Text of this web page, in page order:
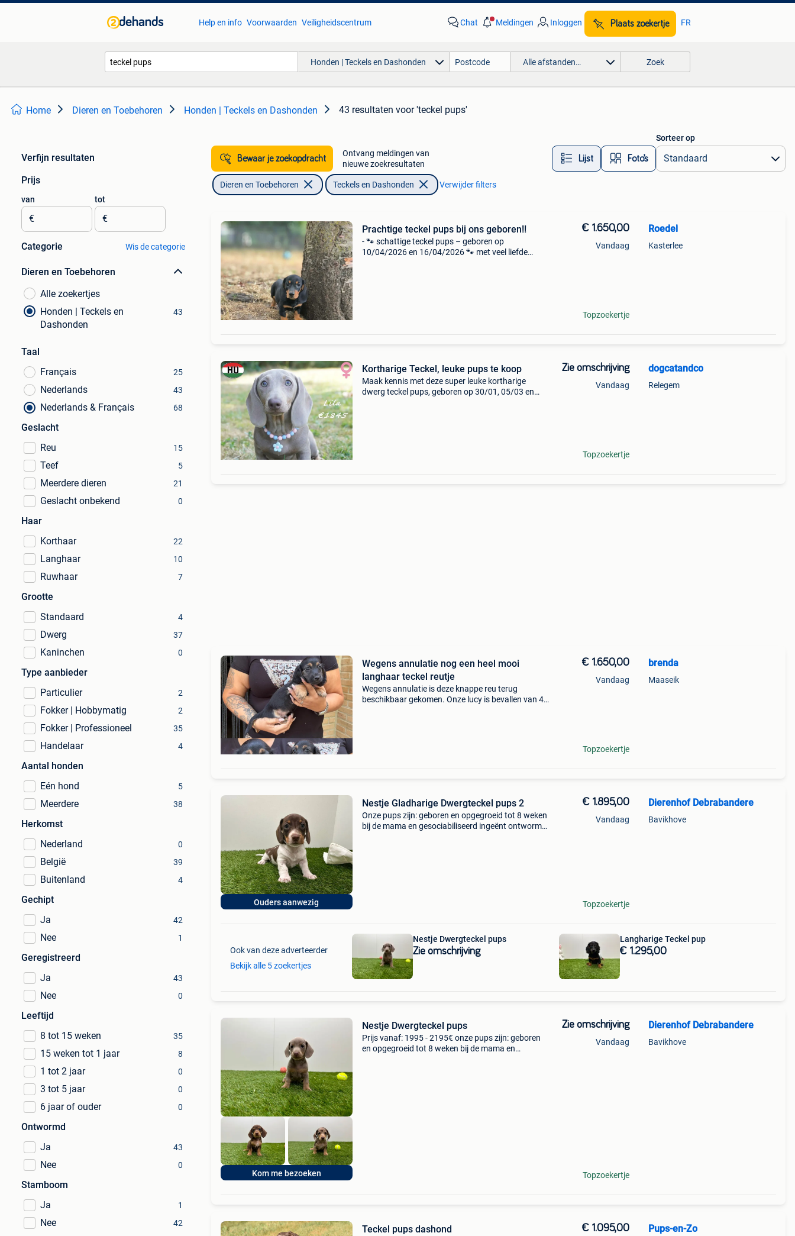
Help en info Voorwaarden Veiligheidscentrum Chat Meldingen Inloggen Plaats zoekertje FR
Honden | Teckels en Dashonden Alle afstanden… Zoek
Home Dieren en Toebehoren Honden | Teckels en Dashonden 43 resultaten voor 'teckel pups'
Verfijn resultaten
Prijs
van
€
tot
€
Categorie Wis de categorie
Dieren en Toebehoren
Alle zoekertjes
Honden | Teckels en
Dashonden
43
Taal
Français
25
Nederlands 43
Nederlands & Français 68
Geslacht
Reu
15
Teef 5
Meerdere dieren 21
Geslacht onbekend 0
Haar
Korthaar
22
Langhaar 10
Ruwhaar 7
Grootte
Standaard
4
Dwerg 37
Kaninchen 0
Type aanbieder
Particulier
2
Fokker | Hobbymatig 2
Fokker | Professioneel 35
Handelaar 4
Aantal honden
Eén hond
5
Meerdere 38
Herkomst
Nederland
0
België 39
Buitenland 4
Gechipt
Ja
42
Nee 1
Geregistreerd
Ja
43
Nee 0
Leeftijd
8 tot 15 weken
35
15 weken tot 1 jaar 8
1 tot 2 jaar 0
3 tot 5 jaar 0
6 jaar of ouder 0
Ontwormd
Ja
43
Nee 0
Stamboom
Ja
1
Nee 42
Bewaar je zoekopdracht
Ontvang meldingen van
nieuwe zoekresultaten
Lijst Foto’s
Sorteer op
Dieren en Toebehoren Teckels en Dashonden Verwijder filters
Prachtige teckel pups bij ons geboren!!
- 🐾 schattige teckel pups – geboren op
10/04/2026 en 16/04/2026 🐾 met veel liefde
€ 1.650,00
Vandaag
Topzoekertje
Roedel
Kasterlee
Kortharige Teckel, leuke pups te koop
Maak kennis met deze super leuke kortharige
dwerg teckel pups, geboren op 30/01, 05/03 en
Zie omschrijving
Vandaag
Topzoekertje
dogcatandco
Relegem
Wegens annulatie nog een heel mooi
langhaar teckel reutje
Wegens annulatie is deze knappe reu terug
beschikbaar gekomen. Onze lucy is bevallen van 4
€ 1.650,00
Vandaag
Topzoekertje
brenda
Maaseik
Ouders aanwezig
Nestje Gladharige Dwergteckel pups 2
Onze pups zijn: geboren en opgegroeid tot 8 weken
bij de mama en gesociabiliseerd ingeënt ontwormd
€ 1.895,00
Vandaag
Topzoekertje
Dierenhof Debrabandere
Bavikhove
Ook van deze adverteerder
Bekijk alle 5 zoekertjes
Nestje Dwergteckel pups
Zie omschrijving
Langharige Teckel pup
€ 1.295,00
Kom me bezoeken
Nestje Dwergteckel pups
Prijs vanaf: 1995 - 2195€ onze pups zijn: geboren
en opgegroeid tot 8 weken bij de mama en
Zie omschrijving
Vandaag
Topzoekertje
Dierenhof Debrabandere
Bavikhove
Teckel pups dashond € 1.095,00 Pups-en-Zo